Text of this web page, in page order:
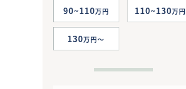
90~110万円 110~130万円
130万円